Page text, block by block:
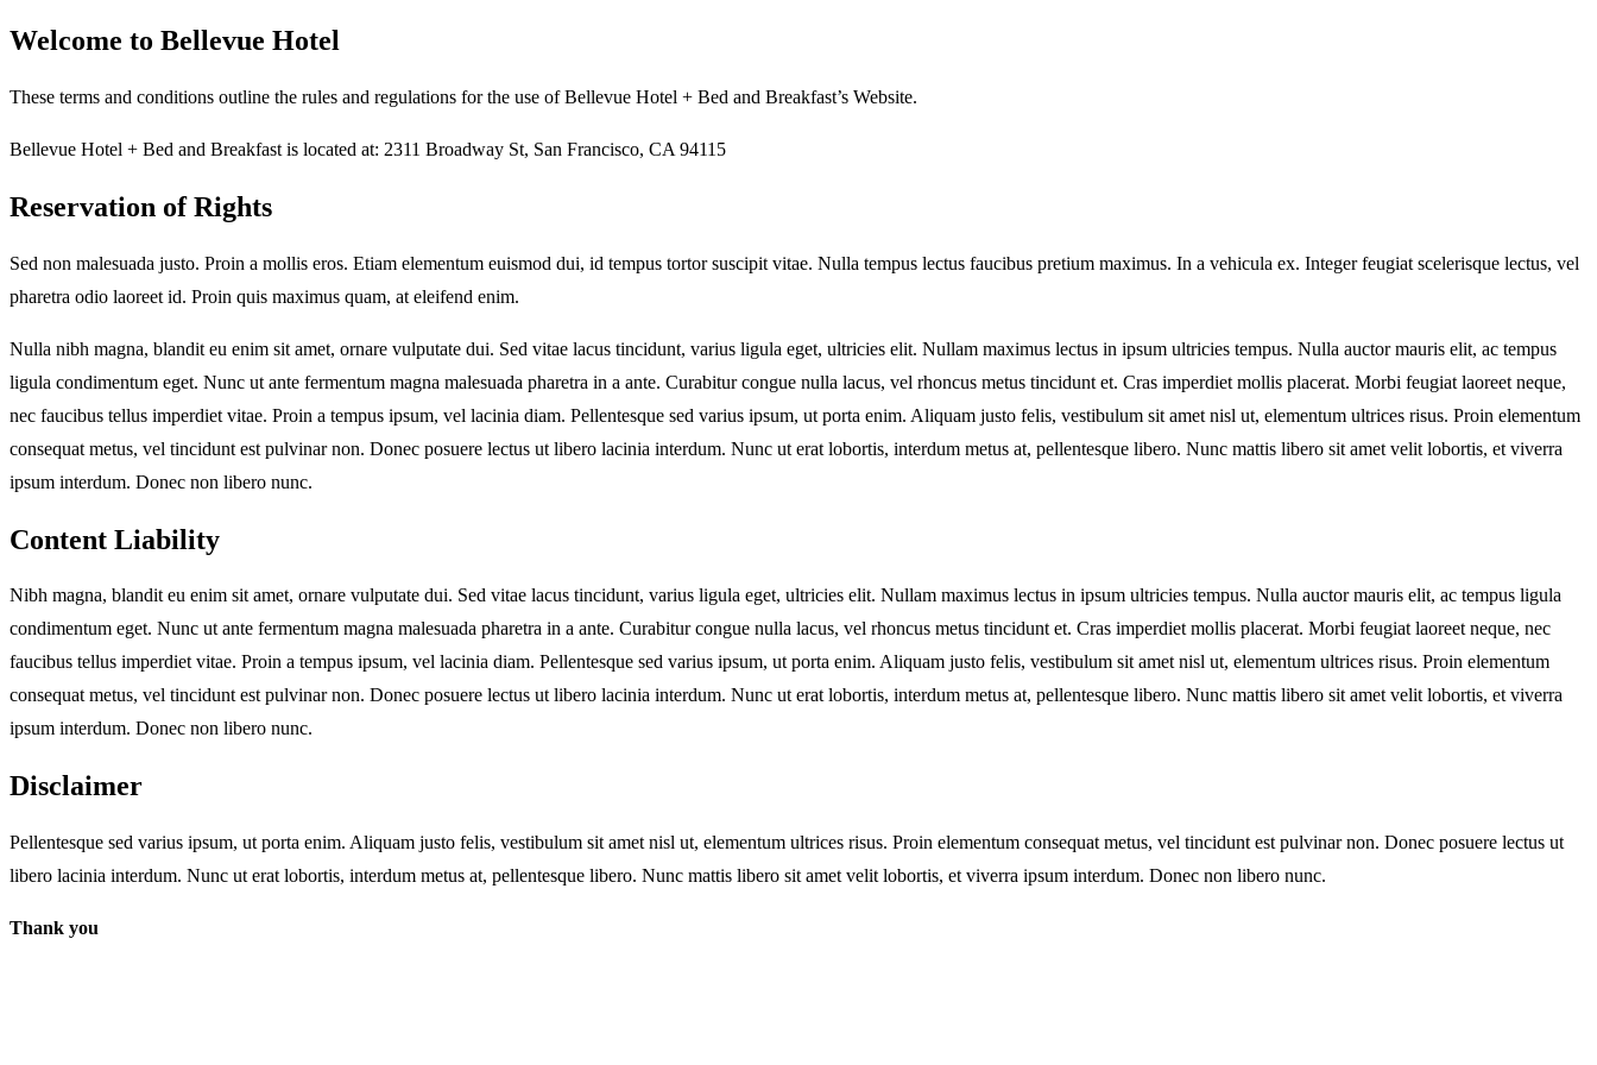
Welcome to Bellevue Hotel
These terms and conditions outline the rules and regulations for the use of Bellevue Hotel + Bed and Breakfast’s Website.
Bellevue Hotel + Bed and Breakfast is located at: 2311 Broadway St, San Francisco, CA 94115
Reservation of Rights
Sed non malesuada justo. Proin a mollis eros. Etiam elementum euismod dui, id tempus tortor suscipit vitae. Nulla tempus lectus faucibus pretium maximus. In a vehicula ex. Integer feugiat scelerisque lectus, vel
pharetra odio laoreet id. Proin quis maximus quam, at eleifend enim.
Nulla nibh magna, blandit eu enim sit amet, ornare vulputate dui. Sed vitae lacus tincidunt, varius ligula eget, ultricies elit. Nullam maximus lectus in ipsum ultricies tempus. Nulla auctor mauris elit, ac tempus
ligula condimentum eget. Nunc ut ante fermentum magna malesuada pharetra in a ante. Curabitur congue nulla lacus, vel rhoncus metus tincidunt et. Cras imperdiet mollis placerat. Morbi feugiat laoreet neque,
nec faucibus tellus imperdiet vitae. Proin a tempus ipsum, vel lacinia diam. Pellentesque sed varius ipsum, ut porta enim. Aliquam justo felis, vestibulum sit amet nisl ut, elementum ultrices risus. Proin elementum
consequat metus, vel tincidunt est pulvinar non. Donec posuere lectus ut libero lacinia interdum. Nunc ut erat lobortis, interdum metus at, pellentesque libero. Nunc mattis libero sit amet velit lobortis, et viverra
ipsum interdum. Donec non libero nunc.
Content Liability
Nibh magna, blandit eu enim sit amet, ornare vulputate dui. Sed vitae lacus tincidunt, varius ligula eget, ultricies elit. Nullam maximus lectus in ipsum ultricies tempus. Nulla auctor mauris elit, ac tempus ligula
condimentum eget. Nunc ut ante fermentum magna malesuada pharetra in a ante. Curabitur congue nulla lacus, vel rhoncus metus tincidunt et. Cras imperdiet mollis placerat. Morbi feugiat laoreet neque, nec
faucibus tellus imperdiet vitae. Proin a tempus ipsum, vel lacinia diam. Pellentesque sed varius ipsum, ut porta enim. Aliquam justo felis, vestibulum sit amet nisl ut, elementum ultrices risus. Proin elementum
consequat metus, vel tincidunt est pulvinar non. Donec posuere lectus ut libero lacinia interdum. Nunc ut erat lobortis, interdum metus at, pellentesque libero. Nunc mattis libero sit amet velit lobortis, et viverra
ipsum interdum. Donec non libero nunc.
Disclaimer
Pellentesque sed varius ipsum, ut porta enim. Aliquam justo felis, vestibulum sit amet nisl ut, elementum ultrices risus. Proin elementum consequat metus, vel tincidunt est pulvinar non. Donec posuere lectus ut
libero lacinia interdum. Nunc ut erat lobortis, interdum metus at, pellentesque libero. Nunc mattis libero sit amet velit lobortis, et viverra ipsum interdum. Donec non libero nunc.
Thank you